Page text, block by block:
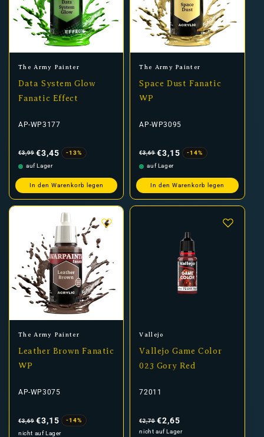
Anbieter:
The Army Painter
Data System Glow
Fanatic Effect
AP-WP3177
Preis
€3,99 €3,45
-13%
auf Lager
In den Warenkorb legen
Anbieter:
The Army Painter
Space Dust Fanatic
WP
AP-WP3095
Preis
€3,69 €3,15
-14%
auf Lager
In den Warenkorb legen
Anbieter:
The Army Painter
Leather Brown Fanatic
WP
AP-WP3075
Preis
€3,69 €3,15
-14%
nicht auf Lager
Anbieter:
Vallejo
Vallejo Game Color
023 Gory Red
72011
Preis
€2,70 €2,65
nicht auf Lager